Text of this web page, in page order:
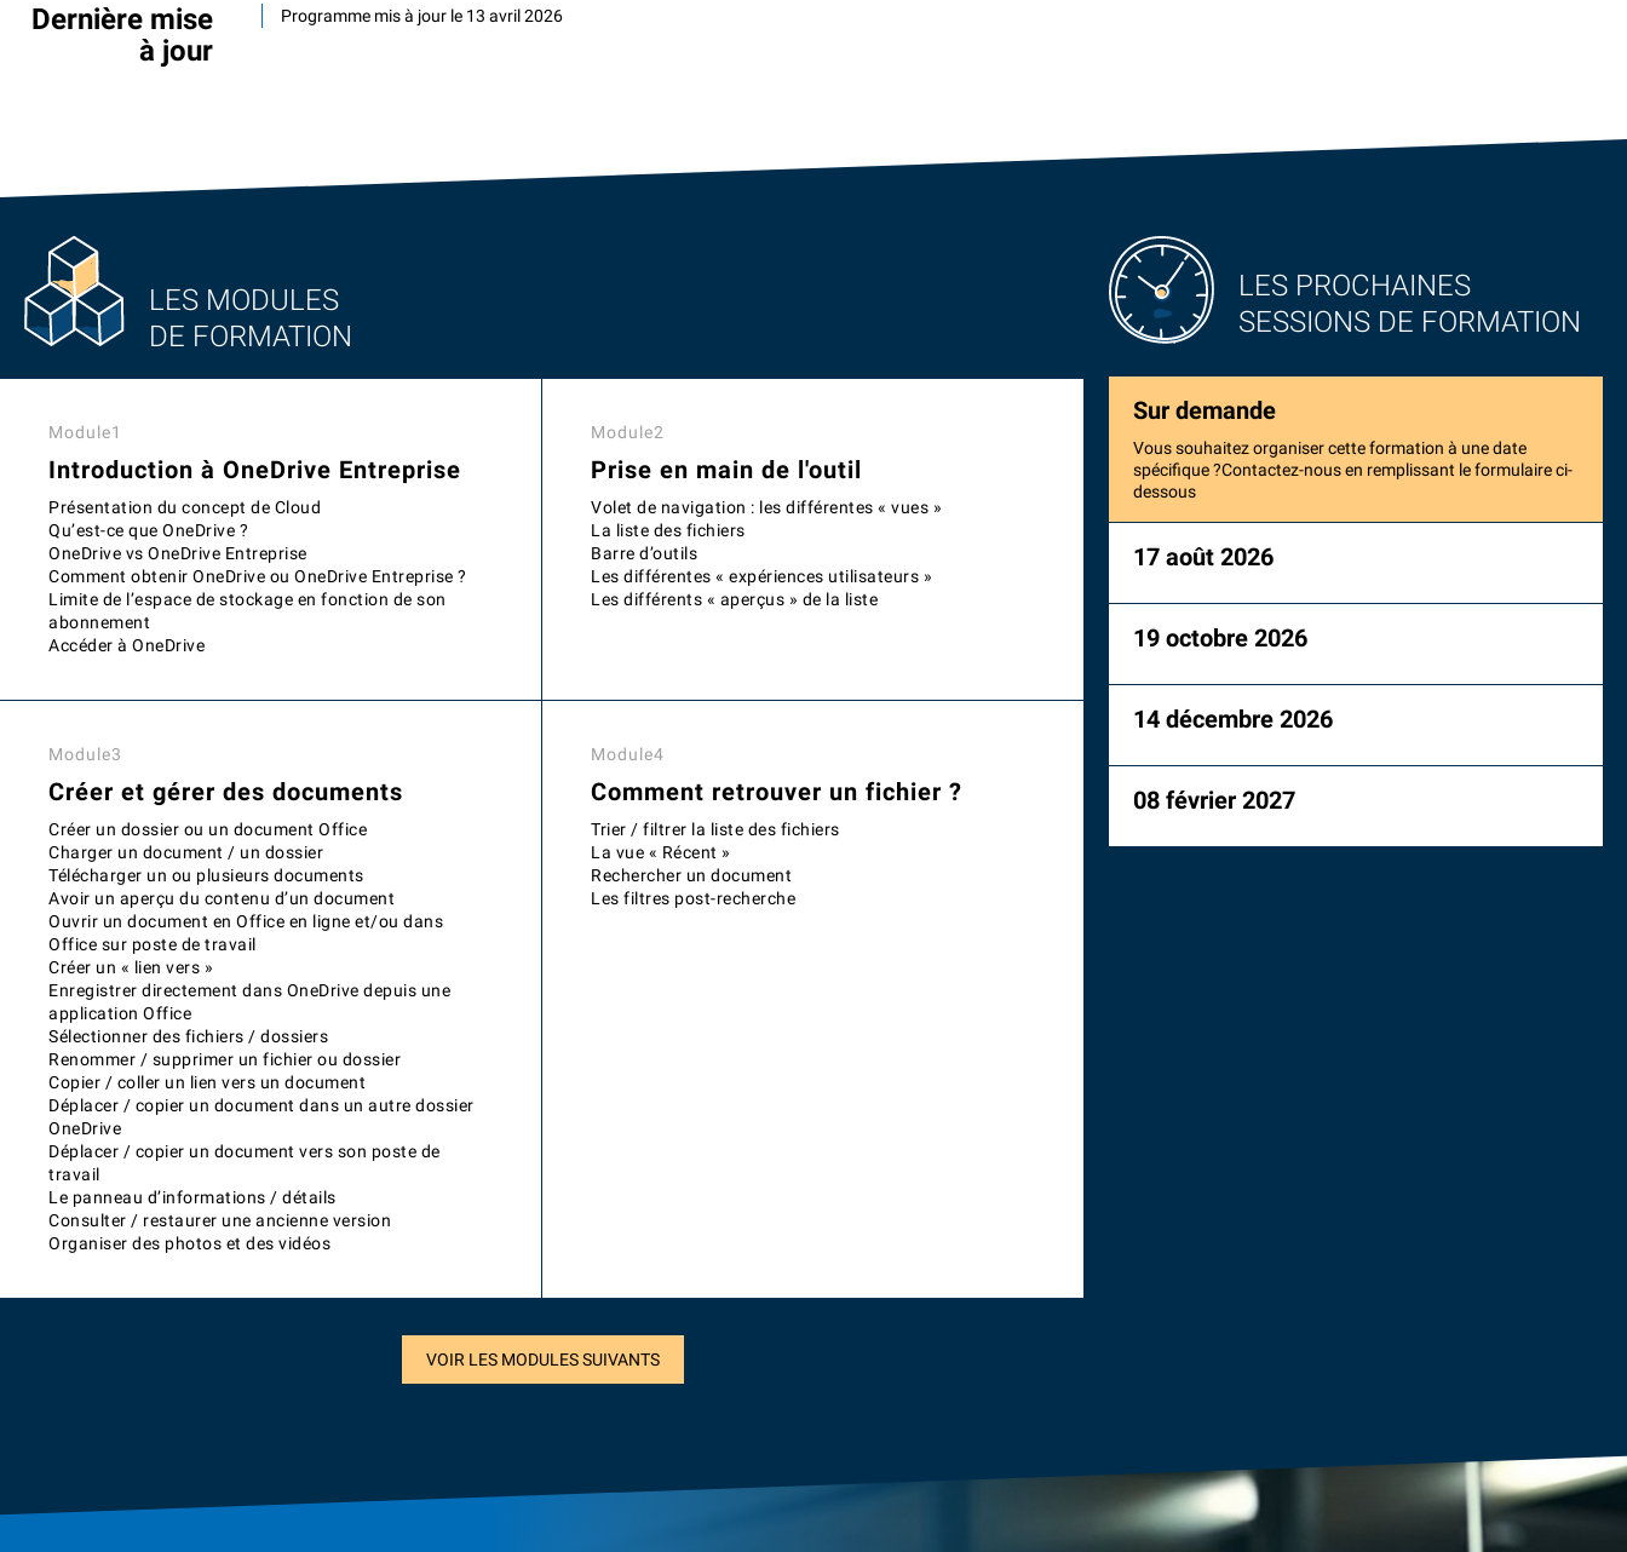
Dernière mise
à jour
Programme mis à jour le 13 avril 2026
LES MODULES
DE FORMATION
Module1
Introduction à OneDrive Entreprise
Présentation du concept de Cloud
Qu’est-ce que OneDrive ?
OneDrive vs OneDrive Entreprise
Comment obtenir OneDrive ou OneDrive Entreprise ?
Limite de l’espace de stockage en fonction de son
abonnement
Accéder à OneDrive
Module2
Prise en main de l'outil
Volet de navigation : les différentes « vues »
La liste des fichiers
Barre d’outils
Les différentes « expériences utilisateurs »
Les différents « aperçus » de la liste
Module3
Créer et gérer des documents
Créer un dossier ou un document Office
Charger un document / un dossier
Télécharger un ou plusieurs documents
Avoir un aperçu du contenu d’un document
Ouvrir un document en Office en ligne et/ou dans
Office sur poste de travail
Créer un « lien vers »
Enregistrer directement dans OneDrive depuis une
application Office
Sélectionner des fichiers / dossiers
Renommer / supprimer un fichier ou dossier
Copier / coller un lien vers un document
Déplacer / copier un document dans un autre dossier
OneDrive
Déplacer / copier un document vers son poste de
travail
Le panneau d’informations / détails
Consulter / restaurer une ancienne version
Organiser des photos et des vidéos
Module4
Comment retrouver un fichier ?
Trier / filtrer la liste des fichiers
La vue « Récent »
Rechercher un document
Les filtres post-recherche
VOIR LES MODULES SUIVANTS
LES PROCHAINES
SESSIONS DE FORMATION
Sur demande
Vous souhaitez organiser cette formation à une date
spécifique ?Contactez-nous en remplissant le formulaire ci-
dessous
17 août 2026
19 octobre 2026
14 décembre 2026
08 février 2027